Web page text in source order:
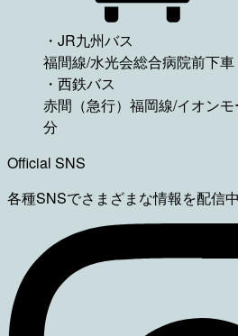
・JR九州バス
福間線/水光会総合病院前下
・西鉄バス
赤間（急行）福岡線/イオン
分
Official SNS
各種SNSでさまざまな情報を配信中